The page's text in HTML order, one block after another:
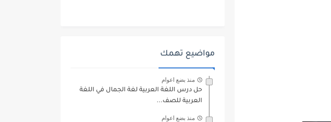
مواضيع تهمك
منذ بضع اعوام
حل درس اللغة العربية لغة الجمال في اللغة
العربية للصف...
منذ بضع اعوام